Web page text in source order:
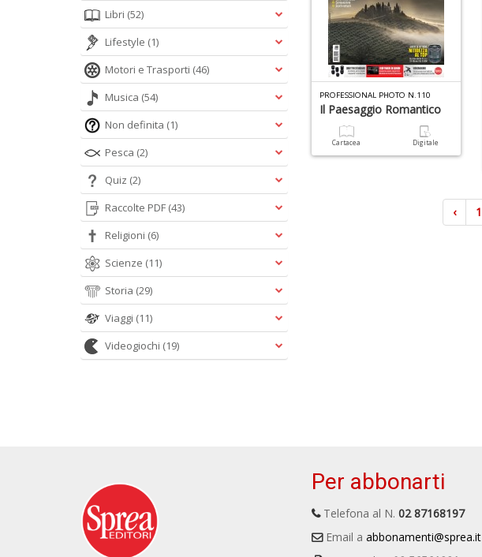
PROFESSIONAL PHOTO N.110
Il Paesaggio Romantico
Cartacea Digitale
‹ 1
Libri (52)
Lifestyle (1)
Motori e Trasporti (46)
Musica (54)
Non definita (1)
Pesca (2)
Quiz (2)
Raccolte PDF (43)
Religioni (6)
Scienze (11)
Storia (29)
Viaggi (11)
Videogiochi (19)
Per abbonarti
Telefona al N. 02 87168197
Email a abbonamenti@sprea.it